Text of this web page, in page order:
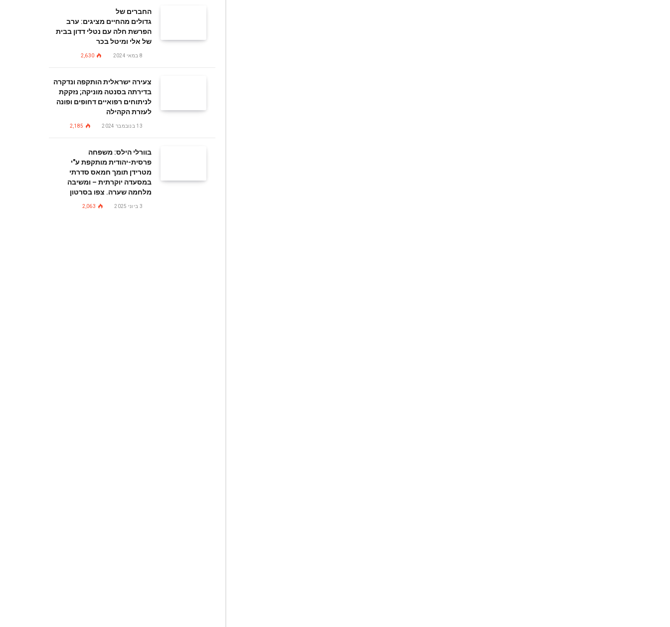
החברים של
גדולים מהחיים מציגים: ערב
הפרשת חלה עם נטלי דדון בבית
של אלי ומיטל בכר
8 במאי 2024 2,630
צעירה ישראלית הותקפה ונדקרה
בדירתה בסנטה מוניקה; נזקקת
לניתוחים רפואיים דחופים ופונה
לעזרת הקהילה
13 בנובמבר 2024 2,185
בוורלי הילס: משפחה
פרסית-יהודית מותקפת ע"י
מטרידן תומך חמאס סדרתי
במסעדה יוקרתית – ומשיבה
מלחמה שערה. צפו בסרטון
3 ביוני 2025 2,063